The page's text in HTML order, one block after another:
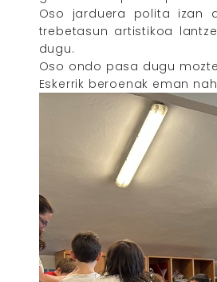
Oso jarduera polita izan
trebetasun artistikoa
dugu.
Oso ondo pasa dugu
Eskerrik beroenak eman